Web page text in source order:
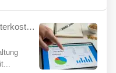
Leitfaden zur Berechnung der Futterkosten für Anfänger